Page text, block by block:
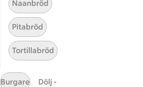
Handla online
ICAs matkasse
Catering
Apotek Hjärtat
Gaston
Naanbröd
Pitabröd
Tortillabröd
Burgare Dölj -